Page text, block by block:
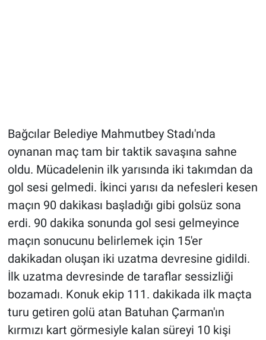
Bağcılar Belediye Mahmutbey Stadı'nda
oynanan maç tam bir taktik savaşına sahne
oldu. Mücadelenin ilk yarısında iki takımdan da
gol sesi gelmedi. İkinci yarısı da nefesleri kesen
maçın 90 dakikası başladığı gibi golsüz sona
erdi. 90 dakika sonunda gol sesi gelmeyince
maçın sonucunu belirlemek için 15'er
dakikadan oluşan iki uzatma devresine gidildi.
İlk uzatma devresinde de taraflar sessizliği
bozamadı. Konuk ekip 111. dakikada ilk maçta
turu getiren golü atan Batuhan Çarman'ın
kırmızı kart görmesiyle kalan süreyi 10 kişi